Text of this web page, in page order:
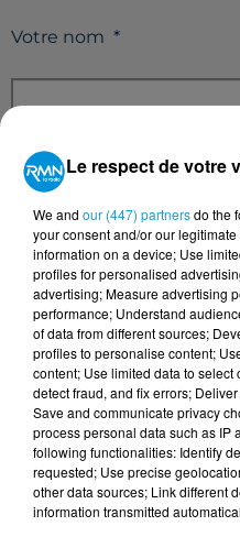
Votre nom *
Votre e-mail*
Votre n° de téléphone*
Votre message*
Le respect de votre
We and our (447) partnersdo the
your consent and/or our
information on a device; Use
profiles for personalised
advertising; Measure advertising
performance; Understand
of data from different sources;
profiles to personalise content;
content; Use limited data to select
detect fraud, and fix errors;
Save and communicate privacy
process personal data such as IP
following functionalities: Identify
requested; Use precise
other data sources; Link different
information transmitted